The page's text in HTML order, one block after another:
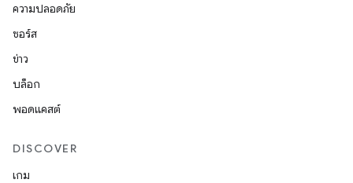
ความปลอดภัย
ซอร์ส
ข่าว
บล็อก
พอดแคสต์
DISCOVER
เกม